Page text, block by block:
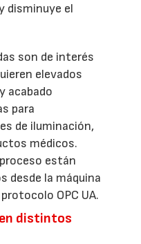
disminuye el
son de interés
elevados
acabado
para
de iluminación,
médicos.
están
desde la máquina
OPC UA.
distintos